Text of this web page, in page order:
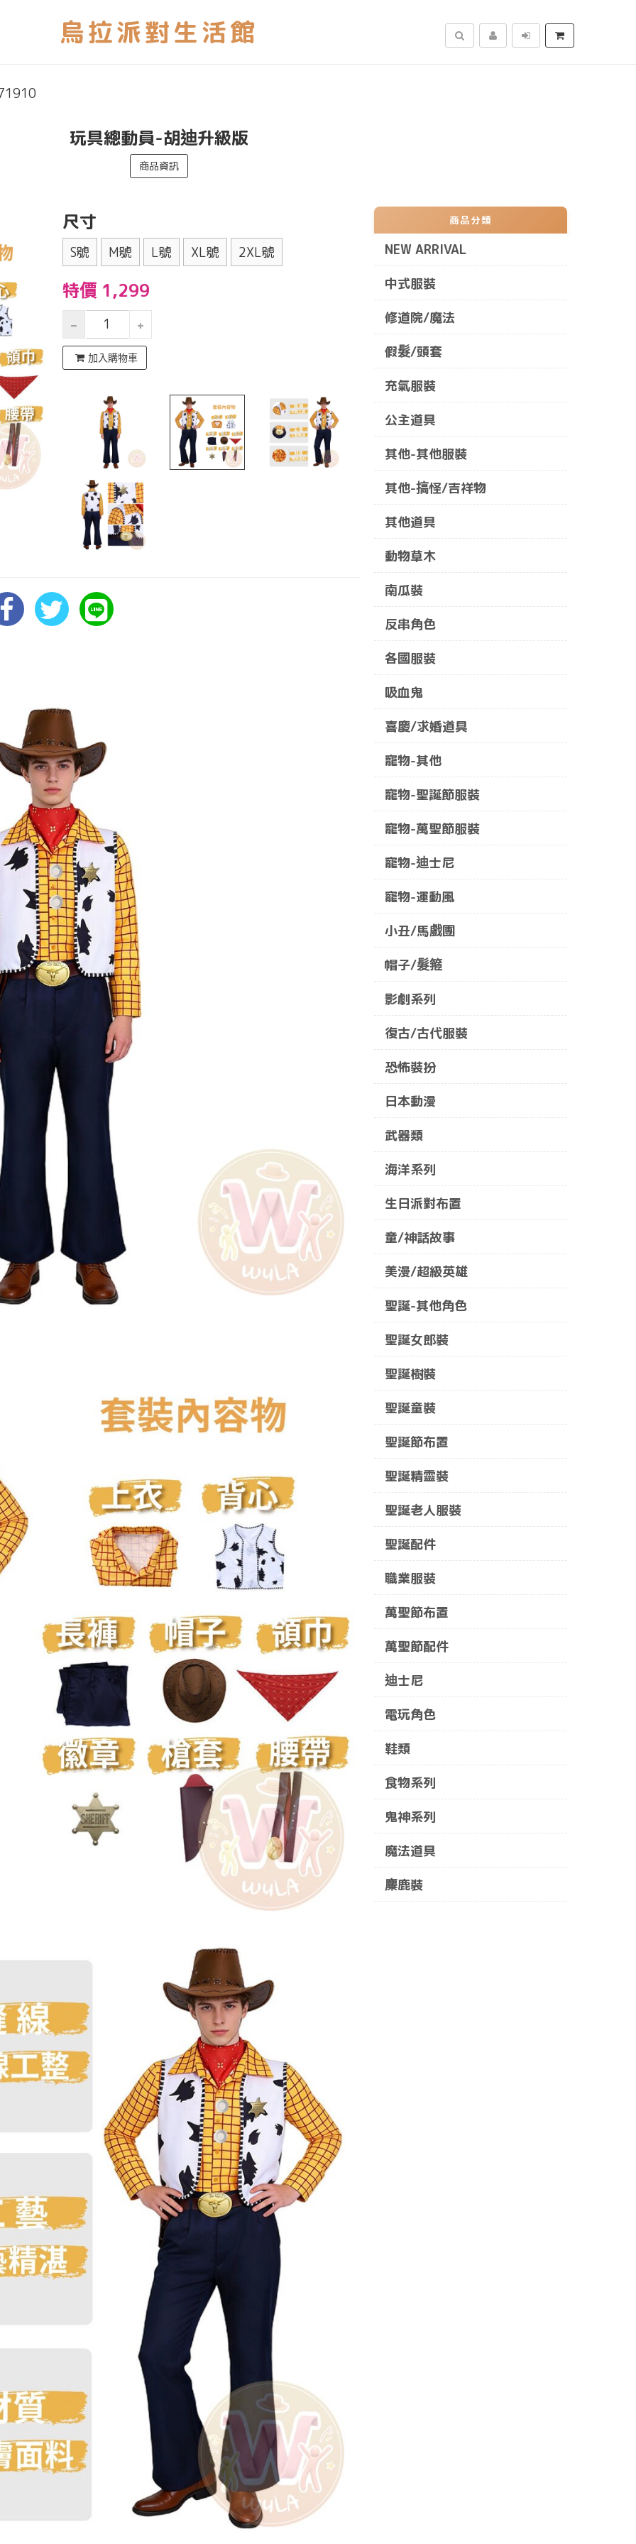
搜尋
玩具總動員-胡迪升級版
商品資訊
尺寸
S號 M號 L號 XL號 2XL號
特價 1,299
加入購物車
商品分類
NEW ARRIVAL
中式服裝
修道院/魔法
假髮/頭套
充氣服裝
公主道具
其他-其他服裝
其他-搞怪/吉祥物
其他道具
動物草木
南瓜裝
反串角色
各國服裝
吸血鬼
喜慶/求婚道具
寵物-其他
寵物-聖誕節服裝
寵物-萬聖節服裝
寵物-迪士尼
寵物-運動風
小丑/馬戲團
帽子/髮箍
影劇系列
復古/古代服裝
恐怖裝扮
日本動漫
武器類
海洋系列
生日派對布置
童/神話故事
美漫/超級英雄
聖誕-其他角色
聖誕女郎裝
聖誕樹裝
聖誕童裝
聖誕節布置
聖誕精靈裝
聖誕老人服裝
聖誕配件
職業服裝
萬聖節布置
萬聖節配件
迪士尼
電玩角色
鞋類
食物系列
鬼神系列
魔法道具
麋鹿裝